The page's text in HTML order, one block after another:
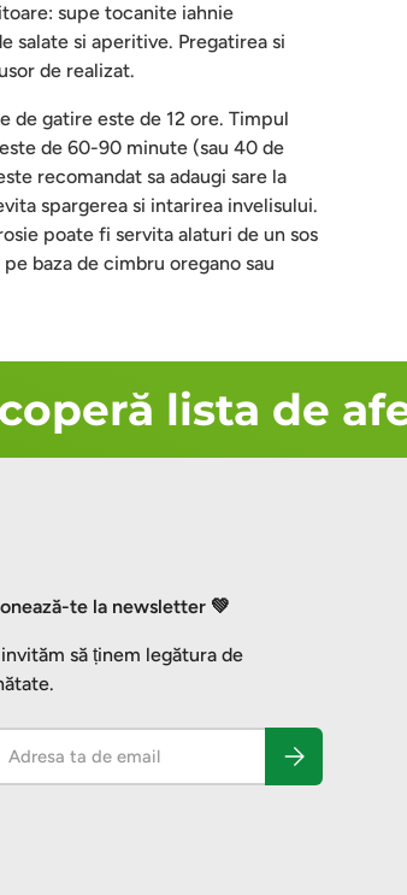
supe tocanite iahnie
salate si aperitive. Pregatirea si
de realizat.
de gatire este de 12 ore. Timpul
de 60-90 minute (sau 40 de
recomandat sa adaugi sare la
spargerea si intarirea invelisului.
poate fi servita alaturi de un sos
baza de cimbru oregano sau
lista de
te la newsletter 💚
să ținem legătura de
Abonează-te